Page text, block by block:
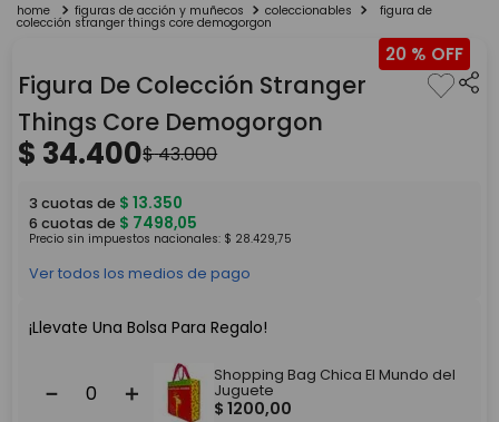
2.
lego
4 .
monopatin
5 . toy story
figuras de acción y muñecos coleccionables figura de
colección stranger things core demogorgon
20 %
Figura De Colección Stranger
Things Core Demogorgon
$ 34.400$43.000
3 cuotas de $ 13.350
6 cuotas de $ 7498,05
Precio sin impuestos nacionales: $ 28.429,75
Ver todos los medios de pago
¡Llevate Una Bolsa Para Regalo!
＋
－
Shopping Bag Chica El Mundo del
Juguete
$ 1200,00